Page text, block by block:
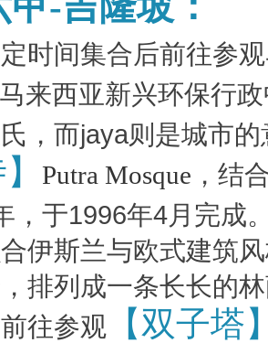
时间集合后前往参
来西亚新兴环保行
，而jaya则是城市
Putra Mosque ，结
，于1996年4月完成
伊斯兰与欧式建筑
排列成一条长长的
往参观
【双子塔